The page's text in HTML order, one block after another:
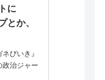
に
とか、
びいき』
治ジャー